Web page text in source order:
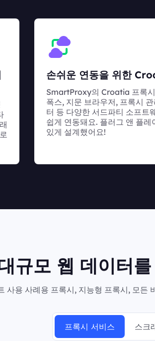
손쉬운 연동을 위한
SmartProxy의 Croatia 프록
폭스, 지문 브라우저, 프록시
터 등 다양한 서드파티 소프트
쉽게 연동돼요. 플러그 앤 플레
있게 설계했어요!
규모 웹 데이터
사용 사례용 프록시, 지능형 프록시, 모든
프록시 서비스 스크